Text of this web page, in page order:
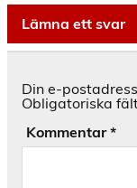
Lämna ett svar
Din e-
Obligatoriska
Kommentar*